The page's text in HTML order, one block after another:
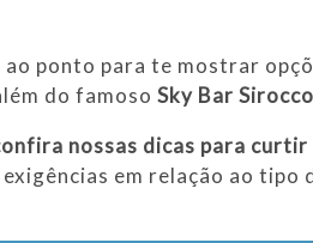
ponto para te mostrar
do famosoSky Bar Sirocco
nossas dicas para curtir
em relação ao